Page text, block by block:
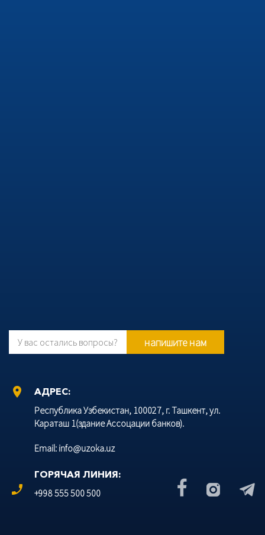
У вас остались вопросы? напишите нам
location_on
АДРЕС:
Республика Узбекистан, 100027, г. Ташкент, ул.
Караташ 1(здание Ассоцации банков).
Email: info@uzoka.uz
phone_enabled
ГОРЯЧАЯ ЛИНИЯ:
+998 555 500 500